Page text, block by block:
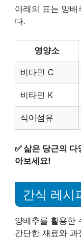
아래의 표는 양
다.
영양소
비타민 C
비타민 K
식이섬유
✅삶은 당근의 다
아보세요!
간식 레시
양배추를 활용한
간단한 재료와